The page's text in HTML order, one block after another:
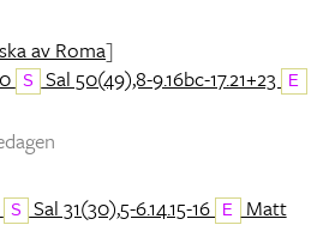
av Roma]
S Sal 50(49),8-9.16bc-17.21+23 E
S Sal 31(30),5-6.14.15-16 E
Matt